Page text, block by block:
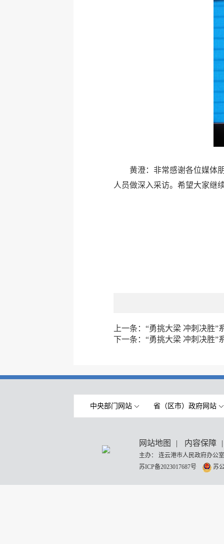
黄澄：非常感谢各位媒体
人员做深入采访。希望大家继
上一条： “勇挑大梁 冲刺决胜”
下一条： “勇挑大梁 冲刺决胜”
中央部门网站 省（区市）政府网站
网站地图 | 内容保障 |
主办： 连云港市人民政府办
苏ICP备2023017687号
苏